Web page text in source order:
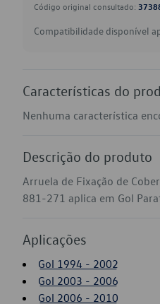
Código original consultado:
Compatibilidade disponível
Características do
Nenhuma característica
Descrição do produto
Arruela de Fixação de
881-271 aplica em Gol
Aplicações
Gol 1994 - 2002
Gol 2003 - 2006
Gol 2006 - 2010